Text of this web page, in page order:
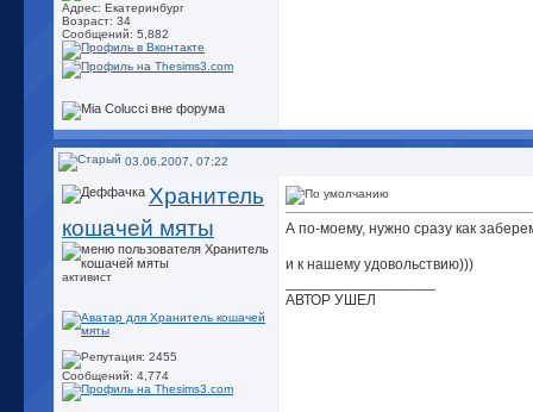
Адрес: Екатеринбург
Возраст: 34
Сообщений: 5,882
03.06.2007, 07:22
Хранитель
кошачей мяты
активист
Сообщений: 4,774
А по-моему, нужно сразу как
и к нашему удовольствию)))
АВТОР УШЕЛ